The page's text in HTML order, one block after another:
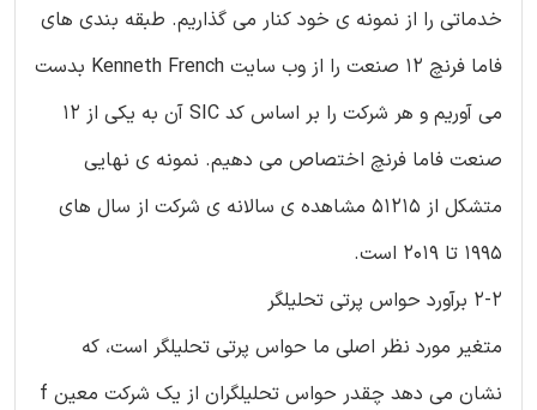
خدماتی را از نمونه ی خود کنار می گذاریم. طبقه بندی های
فاما فرنچ 12 صنعت را از وب سایت Kenneth French بدست
می آوریم و هر شرکت را بر اساس کد SIC آن به یکی از 12
صنعت فاما فرنچ اختصاص می دهیم. نمونه ی نهایی
متشکل از 51215 مشاهده ی سالانه ی شرکت از سال های
1995 تا 2019 است.
2-2 برآورد حواس پرتی تحلیلگر
متغیر مورد نظر اصلی ما حواس پرتی تحلیلگر است، که
نشان می دهد چقدر حواس تحلیلگران از یک شرکت معین f